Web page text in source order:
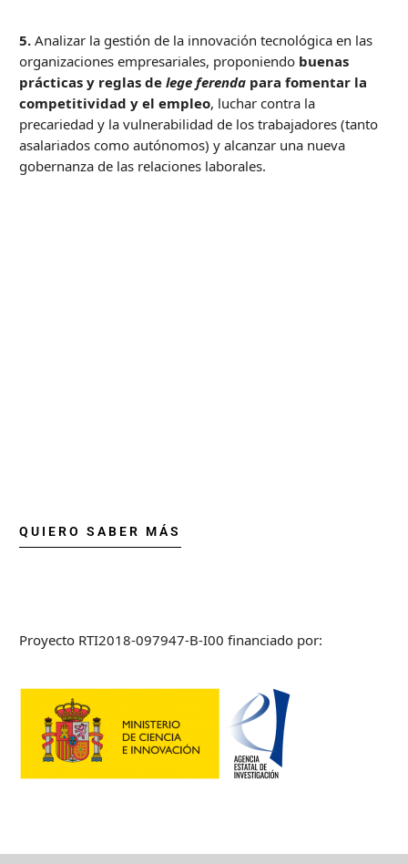
5. Analizar la gestión de la innovación tecnológica en las
organizaciones empresariales, proponiendo buenas
prácticas y reglas delege ferenda para fomentar la
competitividad y el empleo, luchar contra la
precariedad y la vulnerabilidad de los trabajadores (tanto
asalariados como autónomos) y alcanzar una nueva
gobernanza de las relaciones laborales.
QUIERO SABER MÁS
Proyecto RTI2018-097947-B-I00 financiado por: